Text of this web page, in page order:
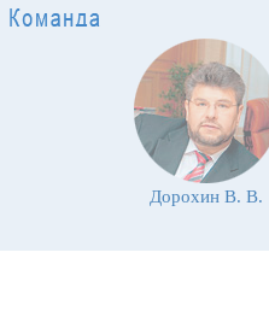
Дорохин В. В.